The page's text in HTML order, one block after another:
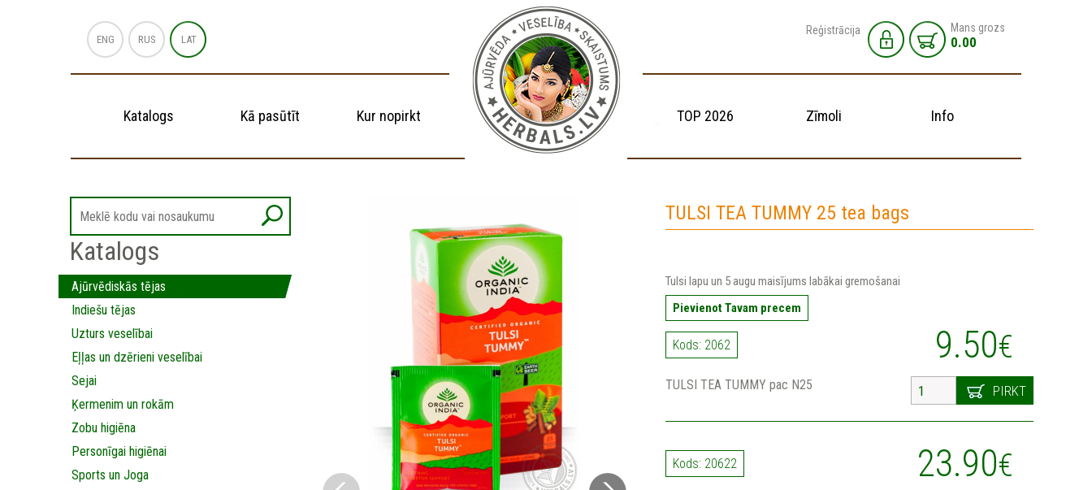
ENG RUS LAT
Reģistrācija Mans grozs
0.00
Katalogs Kā pasūtīt Kur nopirkt TOP 2026 Zīmoli Info
Katalogs
Ajūrvēdiskās tējas
Indiešu tējas
Uzturs veselībai
Eļļas un dzērieni veselībai
Sejai
Ķermenim un rokām
Zobu higiēna
Personīgai higiēnai
Sports un Joga
TULSI TEA TUMMY 25 tea bags
Tulsi lapu un 5 augu maisījums labākai gremošanai
Pievienot Tavam precem
Kods: 2062 9.50€
PIRKT
TULSI TEA TUMMY pac N25
Kods: 20622 23.90€